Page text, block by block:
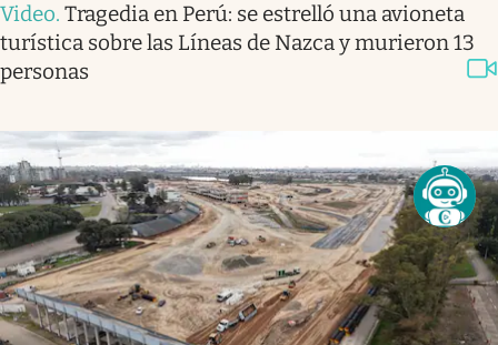
Video. Tragedia en Perú: se estrelló una avioneta
turística sobre las Líneas de Nazca y murieron 13
personas